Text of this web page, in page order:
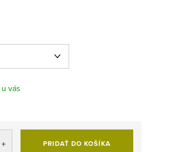
PRIDAŤ DO KOŠÍKA